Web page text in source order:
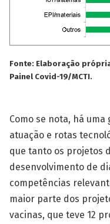
Fonte: Elaboração
Painel Covid-19/MCTI.
Como se nota, há
atuação e rotas
que tanto os projetos
desenvolvimento de
competências
maior parte dos
vacinas, que teve 12